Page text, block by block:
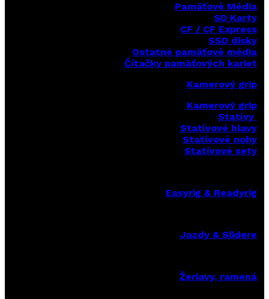
Pamäťové Média
SD Karty
CF / CF Express
SSD disky
Ostatné pamäťové média
Čítačky pamäťových kariet
Kamerový grip
Kamerový grip
Statívy
Statívové hlavy
Statívové nohy
Statívové sety
Easyrig & Readyrig
Jazdy & Slidere
Žeriavy, ramená